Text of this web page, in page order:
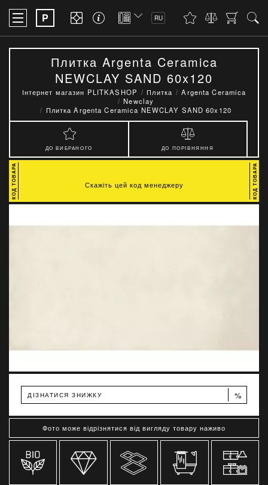
P RU
Плитка Argenta Ceramica
NEWCLAY SAND 60x120
Інтернет магазин PLITKASHOP Плитка
Argenta Ceramica
Newclay
Плитка Argenta Ceramica NEWCLAY SAND 60x120
ДО ВИБРАНОГО ДО ПОРІВНЯННЯ
ДІЗНАТИСЯ ЗНИЖКУ %
Фото може відрізнятися від вигляду товару наживо
Скажіть цей код менеджеру